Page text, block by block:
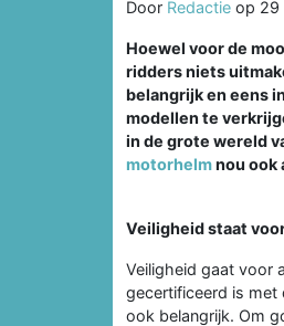
Door Redactie op 29
Hoewel voor de
ridders niets
belangrijk en eens
modellen te
in de grote wereld
motorhelmnou ook
Veiligheid staat
Veiligheid gaat voor
gecertificeerd is met
ook belangrijk. Om